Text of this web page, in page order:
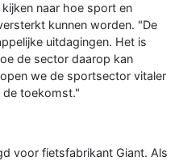
naar hoe sport en
kunnen worden. "De
uitdagingen. Het is
de sector daarop kan
we de sportsector vitaler
de toekomst."
voor fietsfabrikant Giant. Als